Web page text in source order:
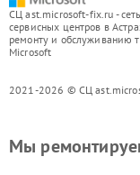
СЦ ast.microsoft-fix.ru - сеть
сервисных центров в
ремонту и обслуживанию
Microsoft
2021-2026 © СЦ
Мы